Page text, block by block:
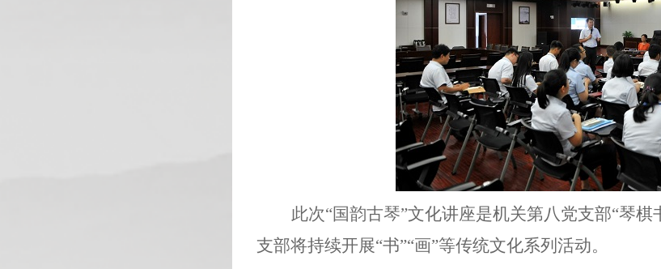
此次“国韵古琴”文化讲座是机关第八党支部“琴
支部将持续开展“书”“画”等传统文化系列活动。